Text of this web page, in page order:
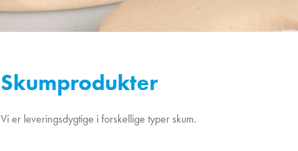
Skumprodukter
Vi er leveringsdygtige i forskellige typer skum.